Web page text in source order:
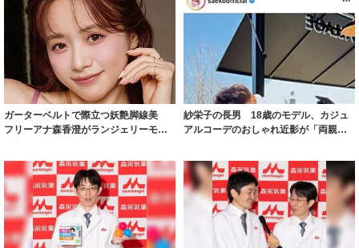
ガーターベルトで際立つ妖艶脚線美
フリーアナ森香澄がランジェリーモデ
紗栄子の長男 18歳のモデル、カジュ
アルコーデのおしゃれ近影が「両親の